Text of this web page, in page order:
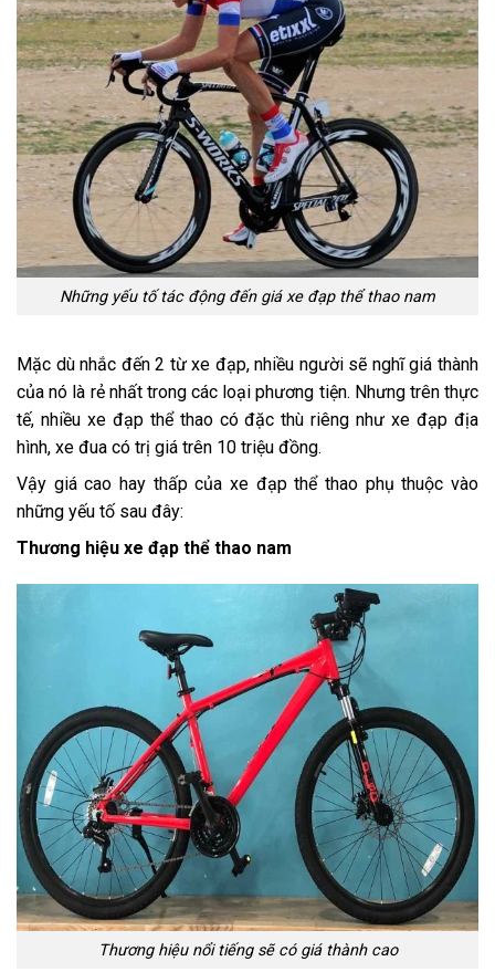
Những yếu tố tác động đến giá xe đạp thể thao nam
Mặc dù nhắc đến 2 từxe đạp, nhiều người sẽ nghĩ giá thành
của nó là rẻ nhất trong các loại phương tiện. Nhưng trên thực
tế, nhiều xe đạp thể thao có đặc thù riêng như xe đạp địa
hình, xe đua có trị giá trên 10 triệu đồng.
Vậy giá cao hay thấp của xe đạp thể thao phụ thuộc vào
những yếu tố sau đây:
Thương hiệu xe đạp thể thao nam
Thương hiệu nổi tiếng sẽ có giá thành cao